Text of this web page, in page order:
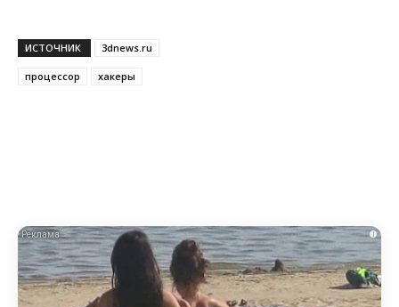
ИСТОЧНИК 3dnews.ru
процессор хакеры
i